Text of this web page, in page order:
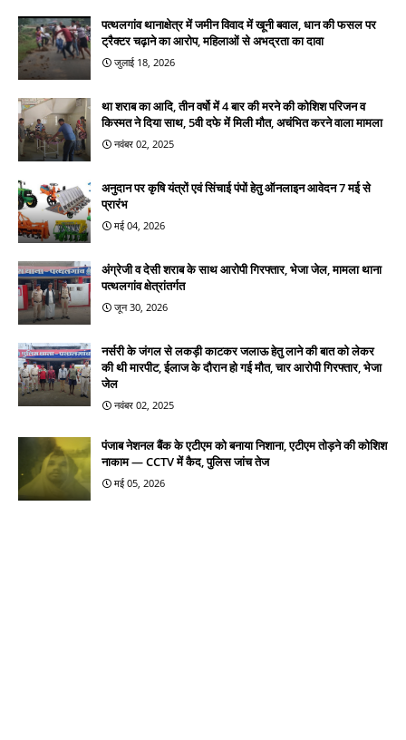
पत्थलगांव थानाक्षेत्र में जमीन विवाद में खूनी बवाल, धान की फसल पर
ट्रैक्टर चढ़ाने का आरोप, महिलाओं से अभद्रता का दावा
जुलाई 18, 2026
था शराब का आदि, तीन वर्षो में 4 बार की मरने की कोशिश परिजन व
किस्मत ने दिया साथ, 5वी दफे में मिली मौत, अचंभित करने वाला मामला
नवंबर 02, 2025
अनुदान पर कृषि यंत्रों एवं सिंचाई पंपों हेतु ऑनलाइन आवेदन 7 मई से
प्रारंभ
मई 04, 2026
अंग्रेजी व देसी शराब के साथ आरोपी गिरफ्तार, भेजा जेल, मामला थाना
पत्थलगांव क्षेत्रांतर्गत
जून 30, 2026
नर्सरी के जंगल से लकड़ी काटकर जलाऊ हेतु लाने की बात को लेकर
की थी मारपीट, ईलाज के दौरान हो गई मौत, चार आरोपी गिरफ्तार, भेजा
जेल
नवंबर 02, 2025
पंजाब नेशनल बैंक के एटीएम को बनाया निशाना, एटीएम तोड़ने की कोशिश
नाकाम — CCTV में कैद, पुलिस जांच तेज
मई 05, 2026